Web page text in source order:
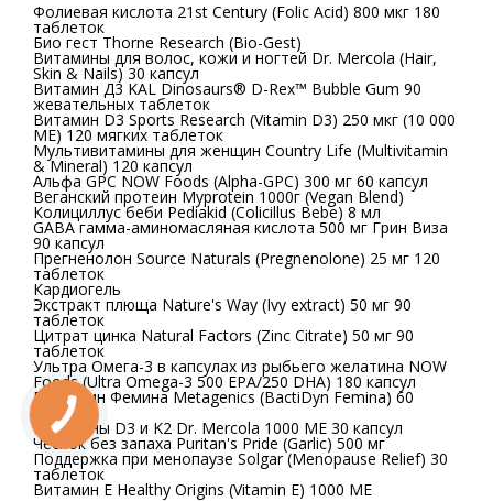
Фолиевая кислота 21st Century (Folic Acid) 800 мкг 180
таблеток
Био гест Thorne Research (Bio-Gest)
Витамины для волос, кожи и ногтей Dr. Mercola (Hair,
Skin & Nails) 30 капсул
Витамин Д3 KAL Dinosaurs® D-Rex™ Bubble Gum 90
жевательных таблеток
Витамин D3 Sports Research (Vitamin D3) 250 мкг (10 000
МЕ) 120 мягких таблеток
Мультивитамины для женщин Country Life (Multivitamin
& Mineral) 120 капсул
Альфа GPC NOW Foods (Alpha-GPC) 300 мг 60 капсул
Веганский протеин Myprotein 1000г (Vegan Blend)
Колициллус беби Pediakid (Colicillus Bebe) 8 мл
GABA гамма-аминомасляная кислота 500 мг Грин Виза
90 капсул
Прегненолон Source Naturals (Pregnenolone) 25 мг 120
таблеток
Кардиогель
Экстракт плюща Nature's Way (Ivy extract) 50 мг 90
таблеток
Цитрат цинка Natural Factors (Zinc Citrate) 50 мг 90
таблеток
Ультра Омега-3 в капсулах из рыбьего желатина NOW
Foods (Ultra Omega-3 500 EPA/250 DHA) 180 капсул
БактиДин Фемина Metagenics (BactiDyn Femina) 60
капсул
Витамины D3 и K2 Dr. Mercola 1000 МЕ 30 капсул
Чеснок без запаха Puritan's Pride (Garlic) 500 мг
Поддержка при менопаузе Solgar (Menopause Relief) 30
таблеток
Витамин E Healthy Origins (Vitamin E) 1000 МЕ